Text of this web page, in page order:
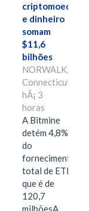
criptomoedas
e dinheiro
somam
$11,6
bilhões
NORWALK,
Connecticut,
hÃ¡ 3
horas
A Bitmine
detém 4,8%
do
fornecimento
total de ETH,
que é de
120,7
milhõesA